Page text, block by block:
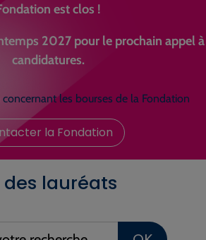
est clos !
2027 pour le prochain appel à
candidatures.
les bourses de la Fondation
la Fondation
lauréats